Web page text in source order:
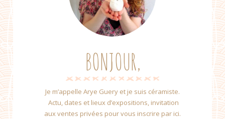
BONJOUR,
Je m’appelle Arye Guery et je suis céramiste.
Actu, dates et lieux d’expositions, invitation
aux ventes privées pour vous inscrire par ici.